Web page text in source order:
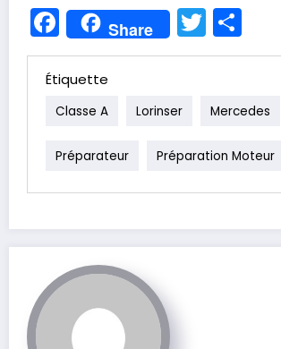
Facebook
Share Twitter
Étiquette
Classe A Lorinser Mercedes
Préparateur Préparation Moteur